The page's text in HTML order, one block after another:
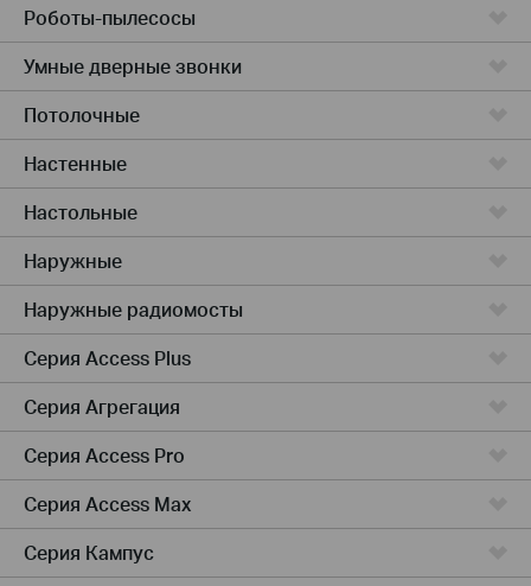
Роботы-пылесосы
Умные дверные звонки
Потолочные
Настенные
Настольные
Наружные
Наружные радиомосты
Серия Access Plus
Серия Агрегация
Серия Access Pro
Серия Access Max
Серия Кампус